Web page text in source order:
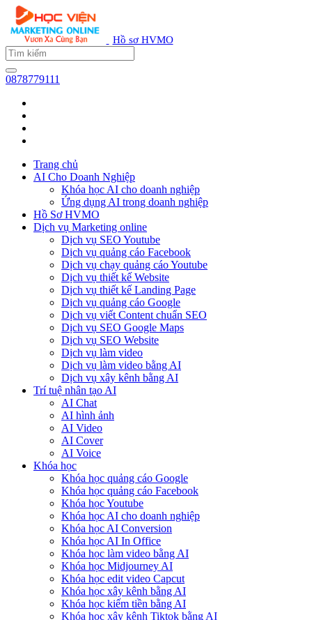
Hồ sơ HVMO
0878779111
Trang chủ
AI Cho Doanh Nghiệp
Khóa học AI cho doanh nghiệp
Ứng dụng AI trong doanh nghiệp
Hồ Sơ HVMO
Dịch vụ Marketing online
Dịch vụ SEO Youtube
Dịch vụ quảng cáo Facebook
Dịch vụ chạy quảng cáo Youtube
Dịch vụ thiết kế Website
Dịch vụ thiết kế Landing Page
Dịch vụ quảng cáo Google
Dịch vụ viết Content chuẩn SEO
Dịch vụ SEO Google Maps
Dịch vụ SEO Website
Dịch vụ làm video
Dịch vụ làm video bằng AI
Dịch vụ xây kênh bằng AI
Trí tuệ nhân tạo AI
AI Chat
AI hình ảnh
AI Video
AI Cover
AI Voice
Khóa học
Khóa học quảng cáo Google
Khóa học quảng cáo Facebook
Khóa học Youtube
Khóa học AI cho doanh nghiệp
Khóa học AI Conversion
Khóa học AI In Office
Khóa học làm video bằng AI
Khóa học Midjourney AI
Khóa học edit video Capcut
Khóa học xây kênh bằng AI
Khóa học kiếm tiền bằng AI
Khóa học xây kênh Tiktok bằng AI